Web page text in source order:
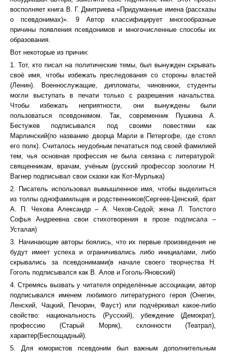
восполняет книга В. Г. Дмитриева «Придуманные имена (рассказы
о псевдонимах)». 9 Автор классифицирует многообразные
причины появления псевдонимов и многочисленные способы их
образования.
Вот некоторые из причин:
1. Тот, кто писал на политические темы, был вынужден скрывать
своё имя, чтобы избежать преследования со стороны властей
(Ленин). Военнослужащие, дипломаты, чиновники, студенты
могли выступать в печати только с разрешения начальства.
Чтобы избежать неприятности, они вынуждены были
пользоваться псевдонимом. Так, современник Пушкина А.
Бестужев подписывался под своими повестями как
Марлинский(по названию дворца Марли в Петергофе, где стоял
его полк). Считалось неудобным печататься под своей фамилией
тем, чья основная профессия не была связана с литературой:
священникам, врачам, учёным (русский профессор зоологии Н.
Вагнер подписывал свои сказки как Кот-Мурлыка)
2. Писатель использовал вымышленное имя, чтобы выделиться
из толпы однофамильцев и родственников(Сергеев-Ценский, брат
А. П. Чехова Александр – А. Чехов-Седой; жена Л. Толстого
Софья Андреевна свои стихотворения в прозе подписала –
Усталая)
3. Начинающие авторы боялись, что их первые произведения не
будут имеет успеха и ограничивались либо инициалами, либо
скрывались за псевдонимами(в начале своего творчества Н.
Гоголь подписывался как В. Алов и Гоголь-Яновский)
4. Стремясь вызвать у читателя определённые ассоциации, автор
подписывался именем любимого литературного героя (Онегин,
Ленский, Чацкий, Печорин, Фауст) или подчёркивал какое-либо
свойство: национальность (Русский), убеждение (Демократ),
профессию (Старый Моряк), склонности (Театрал),
характер(Беспощадный).
5. Для юмористов псевдоним был важным дополнительным